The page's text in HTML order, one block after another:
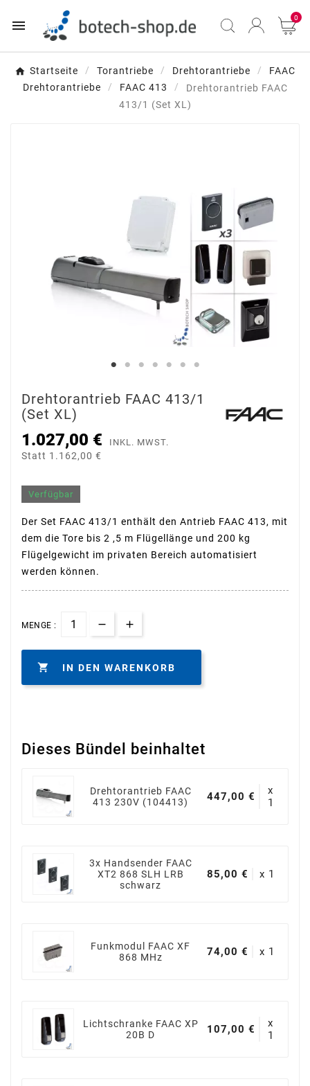
 0
Startseite Torantriebe Drehtorantriebe
FAAC
Drehtorantriebe
FAAC 413
Drehtorantrieb FAAC
413/1 (Set XL)
Drehtorantrieb FAAC 413/1
(Set XL)
1.027,00 € INKL. MWST.
Statt 1.162,00 €
Verfügbar
Der Set FAAC 413/1 enthält den Antrieb FAAC 413, mit
dem die Tore bis 2 ,5 m Flügellänge und 200 kg
Flügelgewicht im privaten Bereich automatisiert
werden können.
MENGE :
 IN DEN WARENKORB
Dieses Bündel beinhaltet
Drehtorantrieb FAAC
413 230V (104413)
447,00 €
x
1
3x Handsender FAAC
XT2 868 SLH LRB
schwarz
85,00 € x 1
Funkmodul FAAC XF
868 MHz
74,00 € x 1
Lichtschranke FAAC XP
20B D
107,00 €
x
1